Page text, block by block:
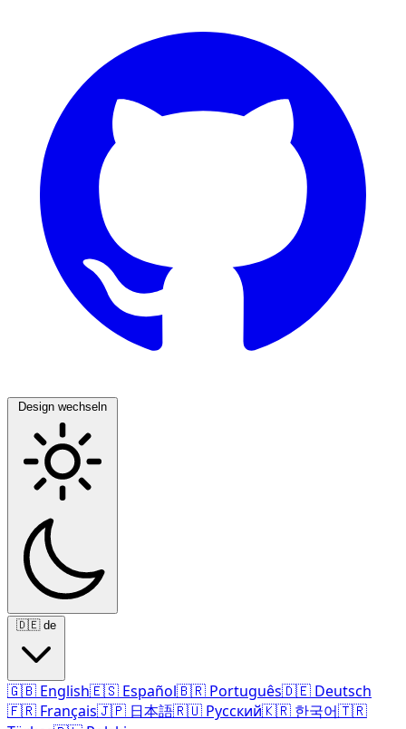
Design wechseln
🇩🇪 de
🇬🇧 English🇪🇸 Español🇧🇷 Português🇩🇪 Deutsch
🇫🇷 Français🇯🇵 日本語🇷🇺 Русский🇰🇷 한국어🇹🇷